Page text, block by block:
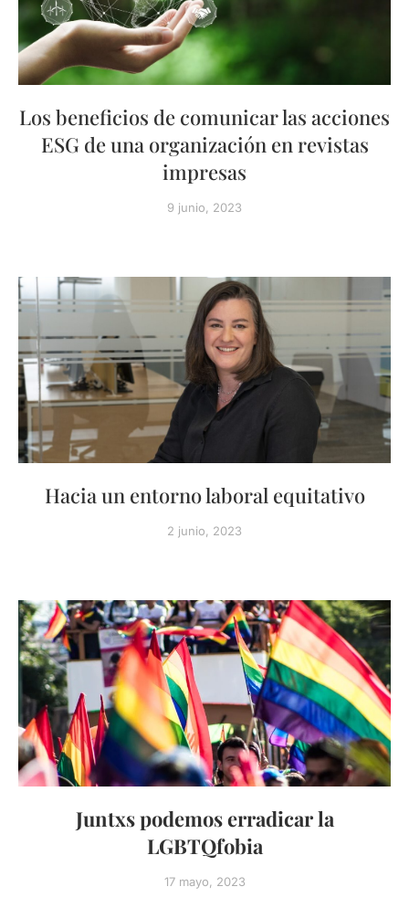
Los beneficios de comunicar las acciones
ESG de una organización en revistas
impresas
9 junio, 2023
Hacia un entorno laboral equitativo
2 junio, 2023
Juntxs podemos erradicar la
LGBTQfobia
17 mayo, 2023